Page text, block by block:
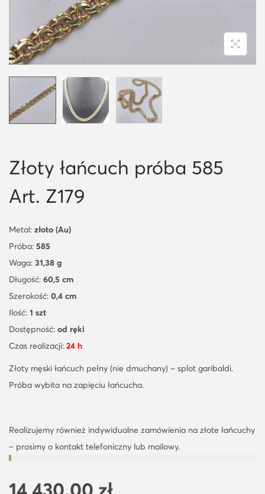
Złoty łańcuch próba 585
Art. Z179
Metal: złoto (Au)
Próba: 585
Waga: 31,38 g
Długość: 60,5 cm
Szerokość: 0,4 cm
Ilość: 1 szt
Dostępność: od ręki
Czas realizacji: 24 h
Złoty męski łańcuch pełny (nie dmuchany) – splot garibaldi.
Próba wybita na zapięciu łańcucha.
Realizujemy również indywidualne zamówienia na złote łańcuchy
– prosimy o kontakt telefoniczny lub mailowy.